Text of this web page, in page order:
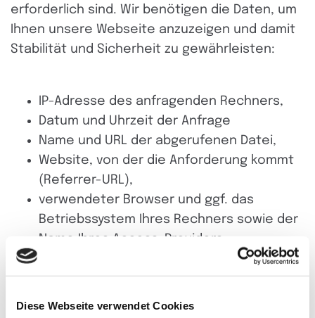
Diese Webseite verwendet Cookies
erforderlich sind. Wir benötigen die Daten, um
Ihnen unsere Webseite anzuzeigen und damit
Stabilität und Sicherheit zu gewährleisten:
IP-Adresse des anfragenden Rechners,
Datum und Uhrzeit der Anfrage
Name und URL der abgerufenen Datei,
Website, von der die Anforderung kommt
(Referrer-URL),
verwendeter Browser und ggf. das
Betriebssystem Ihres Rechners sowie der
Name Ihres Access-Providers.
folgenden Zwecken verarbeitet: